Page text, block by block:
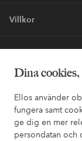
Dina
Ellos använder
fungera samt
ge dig en mer
persondatan och
Villkor
Vänner
Säkra